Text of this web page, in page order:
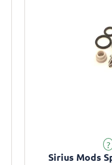
Sirius Mods